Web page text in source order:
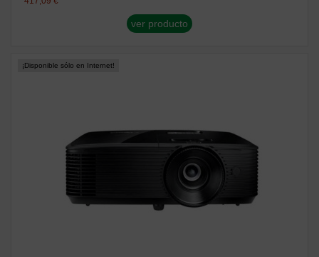
ver producto
¡Disponible sólo en Internet!